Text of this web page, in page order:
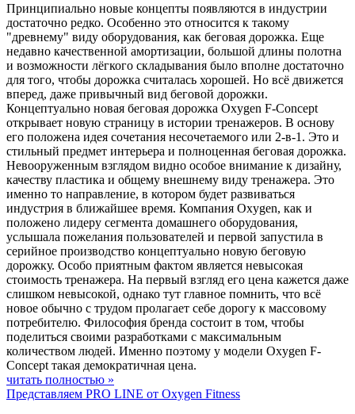
Принципиально новые концепты появляются в индустрии
достаточно редко. Особенно это относится к такому
"древнему" виду оборудования, как беговая дорожка. Еще
недавно качественной амортизации, большой длины полотна
и возможности лёгкого складывания было вполне достаточно
для того, чтобы дорожка считалась хорошей. Но всё движется
вперед, даже привычный вид беговой дорожки.
Концептуально новая беговая дорожка Oxygen F-Concept
открывает новую страницу в истории тренажеров. В основу
его положена идея сочетания несочетаемого или 2-в-1. Это и
стильный предмет интерьера и полноценная беговая дорожка.
Невооруженным взглядом видно особое внимание к дизайну,
качеству пластика и общему внешнему виду тренажера. Это
именно то направление, в котором будет развиваться
индустрия в ближайшее время. Компания Oxygen, как и
положено лидеру сегмента домашнего оборудования,
услышала пожелания пользователей и первой запустила в
серийное производство концептуально новую беговую
дорожку. Особо приятным фактом является невысокая
стоимость тренажера. На первый взгляд его цена кажется даже
слишком невысокой, однако тут главное помнить, что всё
новое обычно с трудом пролагает себе дорогу к массовому
потребителю. Философия бренда состоит в том, чтобы
поделиться своими разработками с максимальным
количеством людей. Именно поэтому у модели Oxygen F-
Concept такая демократичная цена.
читать полностью »
Представляем PRO LINE от Oxygen Fitness